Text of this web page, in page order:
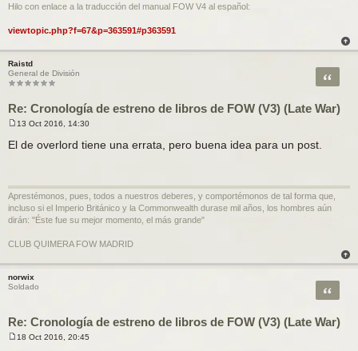
Hilo con enlace a la traducción del manual FOW V4 al español:
viewtopic.php?f=67&p=363591#p363591
Raistd
General de División
Re: Cronología de estreno de libros de FOW (V3) (Late War)
Citar
e
n
e
13 Oct 2016, 14:30
El de overlord tiene una errata, pero buena idea para un post.
Aprestémonos, pues, todos a nuestros deberes, y comportémonos de tal forma que,
incluso si el Imperio Británico y la Commonwealth durase mil años, los hombres aún
dirán: "Éste fue su mejor momento, el más grande"
CLUB QUIMERA FOW MADRID
norwix
Soldado
Re: Cronología de estreno de libros de FOW (V3) (Late War)
Citar
18 Oct 2016, 20:45